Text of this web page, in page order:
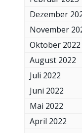
Dezember
November
Oktober 2022
August 2022
Juli 2022
Juni 2022
Mai 2022
April 2022